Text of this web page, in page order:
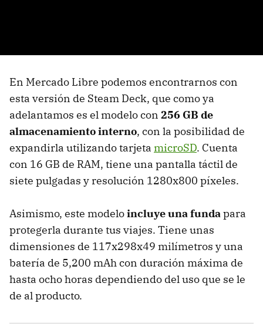
En Mercado Libre podemos encontrarnos con
esta versión de Steam Deck, que como ya
adelantamos es el modelo con 256 GB de
almacenamiento interno, con la posibilidad de
expandirla utilizando tarjeta microSD. Cuenta
con 16 GB de RAM, tiene una pantalla táctil de
siete pulgadas y resolución 1280x800 píxeles.
Asimismo, este modeloincluye una fundapara
protegerla durante tus viajes. Tiene unas
dimensiones de 117x298x49 milímetros y una
batería de 5,200 mAh con duración máxima de
hasta ocho horas dependiendo del uso que se le
de al producto.